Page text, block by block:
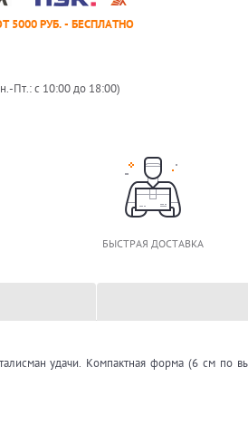
5000 РУБ. - БЕСПЛАТНО
Пт.: с 10:00 до 18:00)
БЫСТРАЯ ДОСТАВКА
удачи. Компактная форма (6 см по